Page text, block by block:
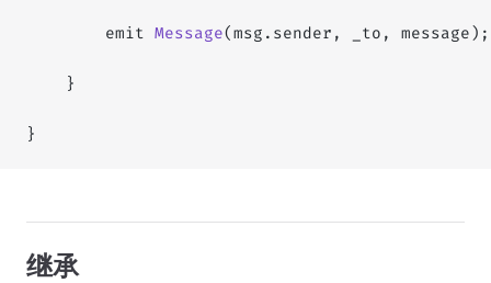
emit Message(msg.sender, _to, message);
}
}
继承